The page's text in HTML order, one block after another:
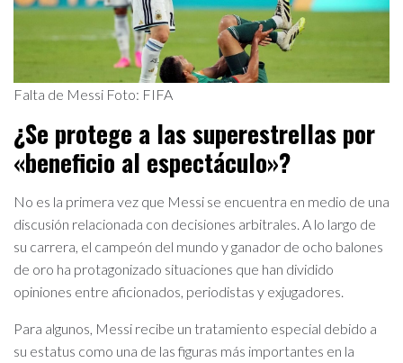
Falta de Messi Foto: FIFA
¿Se protege a las superestrellas por
«beneficio al espectáculo»?
No es la primera vez que Messi se encuentra en medio de una
discusión relacionada con decisiones arbitrales. A lo largo de
su carrera, el campeón del mundo y ganador de ocho balones
de oro ha protagonizado situaciones que han dividido
opiniones entre aficionados, periodistas y exjugadores.
Para algunos, Messi recibe un tratamiento especial debido a
su estatus como una de las figuras más importantes en la